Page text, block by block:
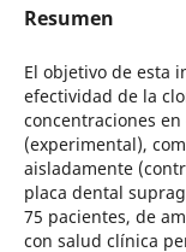
Resumen
El objetivo de esta
efectividad de la
concentraciones
(experimental),
aisladamente
placa dental
75 pacientes, de
con salud clínica